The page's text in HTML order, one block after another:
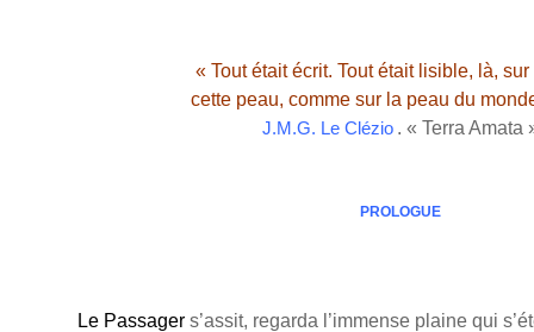
« Tout était écrit. Tout était lisible, là, sur
cette peau, comme sur la peau du monde
J.M.G. Le Clézio . « Terra Amata
PROLOGUE
Le Passager s’assit, regarda l’immense plaine qui